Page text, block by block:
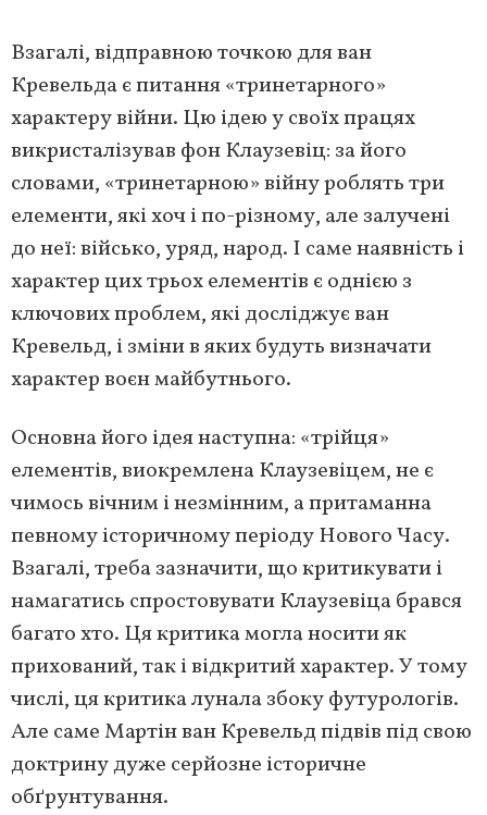
Взагалі, відправною точкою для ван
Кревельда є питання «тринетарного»
характеру війни. Цю ідею у своїх працях
викристалізував фон Клаузевіц: за його
словами, «тринетарною» війну роблять три
елементи, які хоч і по-різному, але залучені
до неї: військо, уряд, народ. І саме наявність і
характер цих трьох елементів є однією з
ключових проблем, які досліджує ван
Кревельд, і зміни в яких будуть визначати
характер воєн майбутнього.
Основна його ідея наступна: «трійця»
елементів, виокремлена Клаузевіцем, не є
чимось вічним і незмінним, а притаманна
певному історичному періоду Нового Часу.
Взагалі, треба зазначити, що критикувати і
намагатись спростовувати Клаузевіца брався
багато хто. Ця критика могла носити як
прихований, так і відкритий характер. У тому
числі, ця критика лунала збоку футурологів.
Але саме Мартін ван Кревельд підвів під свою
доктрину дуже серйозне історичне
обґрунтування.